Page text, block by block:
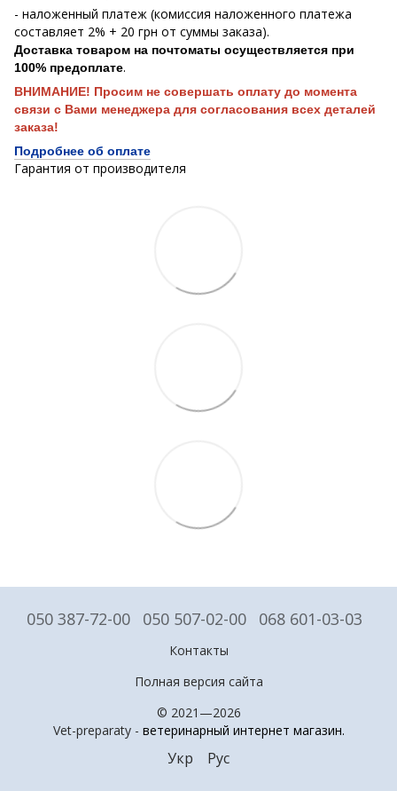
- наложенный платеж (комиссия наложенного платежа
составляет 2% + 20 грн от суммы заказа).
Доставка товаром на почтоматы осуществляется при
100% предоплате.
ВНИМАНИЕ! Просим не совершать оплату до момента
связи с Вами менеджера для согласования всех деталей
заказа!
Подробнее об оплате
Гарантия от производителя
050 387-72-00 050 507-02-00 068 601-03-03
Контакты
Полная версия сайта
© 2021—2026
Vet-preparaty - ветеринарный интернет магазин.
Укр Рус